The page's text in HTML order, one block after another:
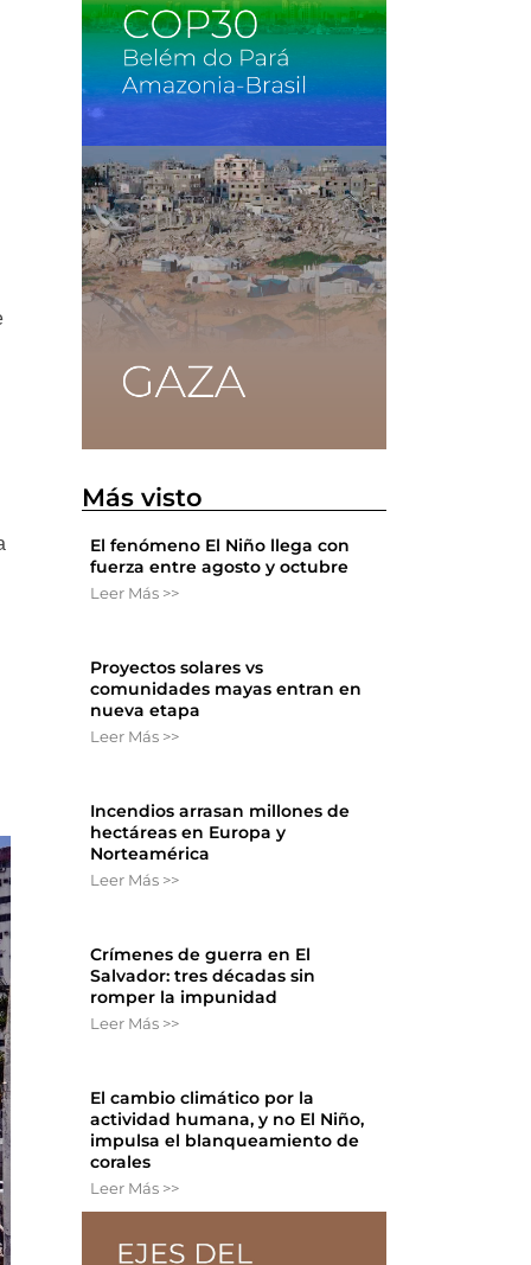
Más visto
El fenómeno El Niño llega con
fuerza entre agosto y octubre
Leer Más >>
Proyectos solares vs
comunidades mayas entran en
nueva etapa
Leer Más >>
Incendios arrasan millones de
hectáreas en Europa y
Norteamérica
Leer Más >>
Crímenes de guerra en El
Salvador: tres décadas sin
romper la impunidad
Leer Más >>
El cambio climático por la
actividad humana, y no El Niño,
impulsa el blanqueamiento de
corales
Leer Más >>